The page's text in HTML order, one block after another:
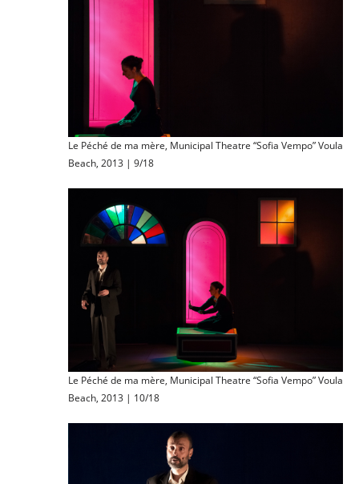
Le Péché de ma mère, Municipal Theatre “Sofia Vempo” Voula
Beach, 2013 | 9/18
Le Péché de ma mère, Municipal Theatre “Sofia Vempo” Voula
Beach, 2013 | 10/18